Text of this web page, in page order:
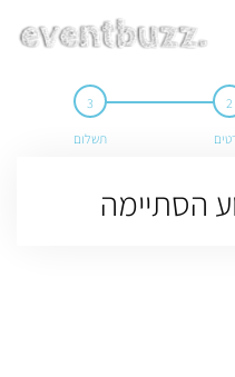
תשלום
הסתיימה